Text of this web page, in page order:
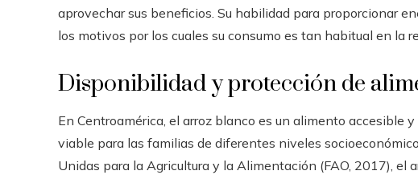
aprovechar sus beneficios. Su habilidad para proporcionar
los motivos por los cuales su consumo es tan habitual en la
Disponibilidad y protección de
En Centroamérica, el arroz blanco es un alimento accesible
viable para las familias de diferentes niveles
Unidas para la Agricultura y la Alimentación (FAO, 2017), el